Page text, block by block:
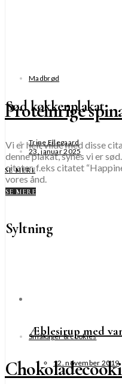
Sød køkkenplakat
Vi er helt vilde med disse
denne plakat, synes vi er
citater, f.eks citatet
vores ånd.
SE MERE
Syltning
Æblesirup med
12. november 2019
Madbrød
Proteinrige
Trine Ellegaard
23. januar 2025
SE MERE
Småkager & cookies